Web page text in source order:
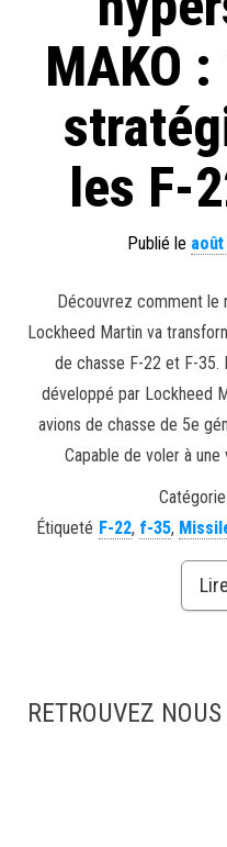
MAKO
les F-
Publié le août
Découvrez comment le
Lockheed Martin va
de chasse F-22 et F-35.
développé par Lockheed
avions de chasse de 5e
Capable de voler à
Étiqueté F-22, f-35,
RETROUVEZ